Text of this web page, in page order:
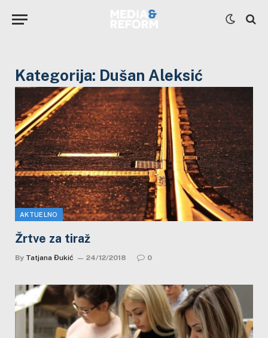
Kategorija: Dušan Aleksić
AKTUELNO
Žrtve za tiraž
By Tatjana Đukić 24/12/2018 0